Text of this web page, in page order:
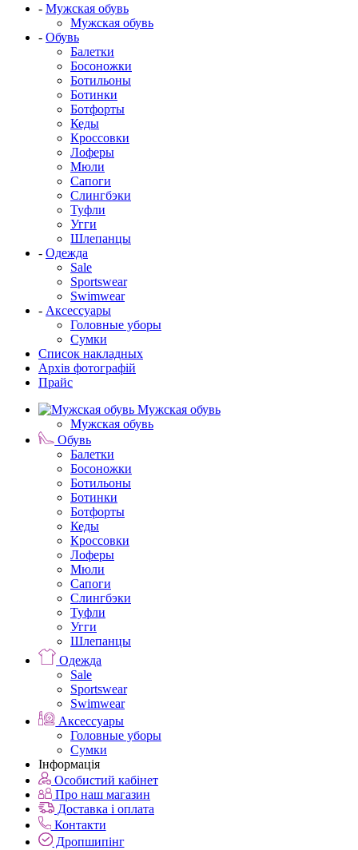
- Мужская обувь
Мужская обувь
- Обувь
Балетки
Босоножки
Ботильоны
Ботинки
Ботфорты
Кеды
Кроссовки
Лоферы
Мюли
Сапоги
Слингбэки
Туфли
Угги
Шлепанцы
- Одежда
Sale
Sportswear
Swimwear
- Аксессуары
Головные уборы
Сумки
Список накладных
Архів фотографій
Прайс
Мужская обувь
Мужская обувь
Обувь
Балетки
Босоножки
Ботильоны
Ботинки
Ботфорты
Кеды
Кроссовки
Лоферы
Мюли
Сапоги
Слингбэки
Туфли
Угги
Шлепанцы
Одежда
Sale
Sportswear
Swimwear
Аксессуары
Головные уборы
Сумки
Інформація
Особистий кабінет
Про наш магазин
Доставка і оплата
Контакти
Дропшипінг